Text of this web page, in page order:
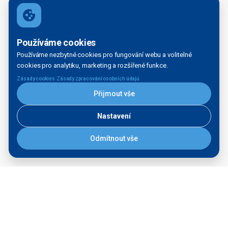
Používáme cookies
Používáme nezbytné cookies pro fungování webu a volitelné
cookies pro analytiku, marketing a rozšířené funkce.
Zásady cookies·Zásady zpracování osobních údajů
Přijmout vše
Nastavení
Odmítnout vše
Seznam vodních cest
Přístavní karta
Ředitelství vodních cest ČR
nábřeží L. Svobody 1222/12
110 15 Praha 1
Tel.:
E-mail:
ID Datové schránky: ndn5skh
IČ: 67981801